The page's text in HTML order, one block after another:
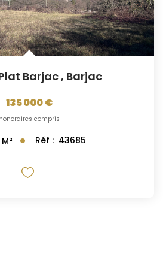
Barjac, Barjac
135 000 €
honoraires compris
M² Réf : 43685